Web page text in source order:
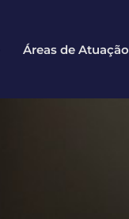
Áreas de Atuação